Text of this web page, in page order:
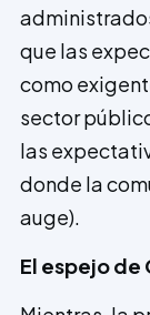
que las
como
sector
las
donde la
auge).
El espejo de